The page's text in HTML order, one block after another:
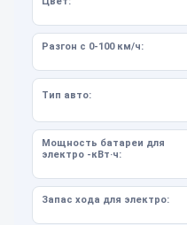
Разгон с 0-100 км/ч:
Тип авто:
Мощность батареи для
электро -кВт·ч:
Запас хода для электро: